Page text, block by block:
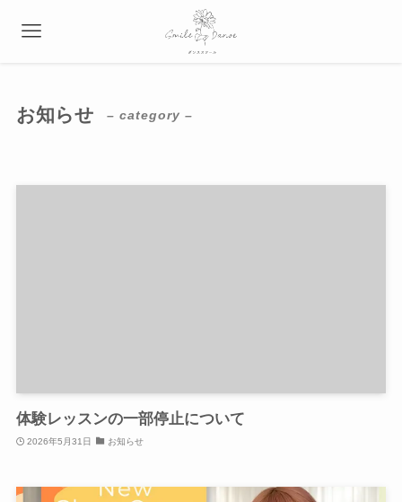
お知らせ – category –
体験レッスンの一部停止について
2026年5月31日 お知らせ